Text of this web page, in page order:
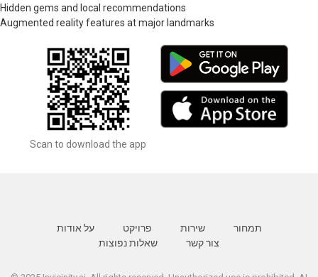
Hidden gems and local recommendations
Augmented reality features at major landmarks
Scan to download the app
על אודות פרויקט שירות
תמחור
שאלות נפוצות
צור קשר